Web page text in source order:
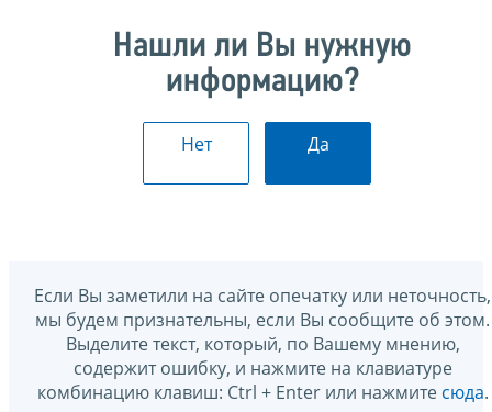
Нашли ли Вы нужную
информацию?
Нет Да
Если Вы заметили на сайте опечатку или неточность,
мы будем признательны, если Вы сообщите об этом.
Выделите текст, который, по Вашему мнению,
содержит ошибку, и нажмите на клавиатуре
комбинацию клавиш: Ctrl + Enter или нажмите сюда.